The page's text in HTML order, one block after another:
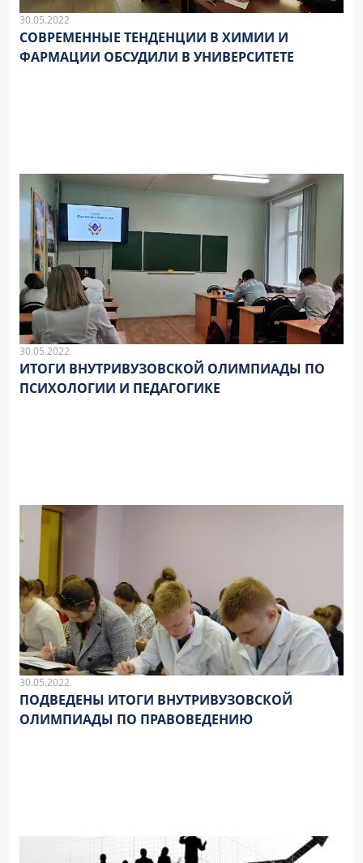
30.05.2022
СОВРЕМЕННЫЕ ТЕНДЕНЦИИ В ХИМИИ И
ФАРМАЦИИ ОБСУДИЛИ В УНИВЕРСИТЕТЕ
30.05.2022
ИТОГИ ВНУТРИВУЗОВСКОЙ ОЛИМПИАДЫ ПО
ПСИХОЛОГИИ И ПЕДАГОГИКЕ
30.05.2022
ПОДВЕДЕНЫ ИТОГИ ВНУТРИВУЗОВСКОЙ
ОЛИМПИАДЫ ПО ПРАВОВЕДЕНИЮ